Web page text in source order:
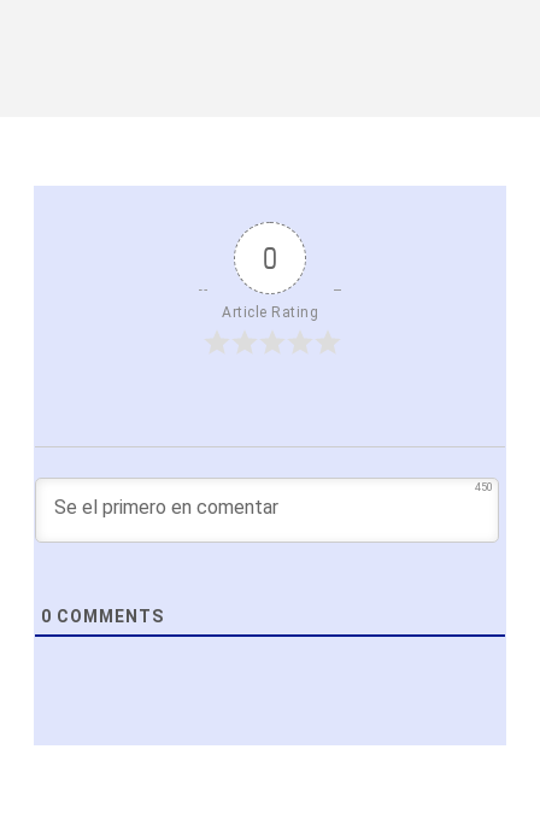
0
Article Rating
450
0 COMMENTS